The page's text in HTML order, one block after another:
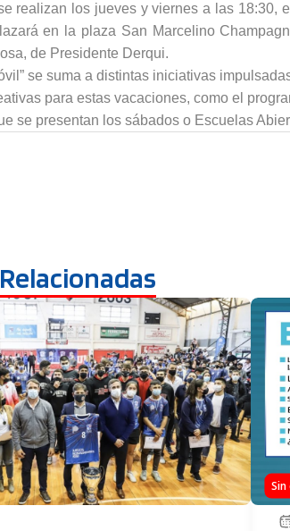
realizan los jueves y viernes a las 18:30,
en la plaza San Marcelino
de Presidente Derqui.
se suma a distintas iniciativas
para estas vacaciones, como el
se presentan los sábados o Escuelas